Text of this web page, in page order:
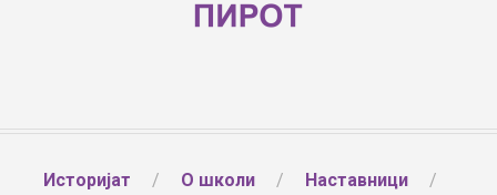
Историјат О школи
Наставници